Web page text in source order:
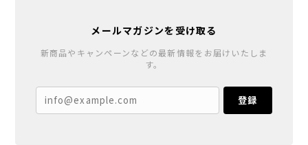
メールマガジンを受け取る
新商品やキャンペーンなどの最新情報をお届けいたしま
す。
登録